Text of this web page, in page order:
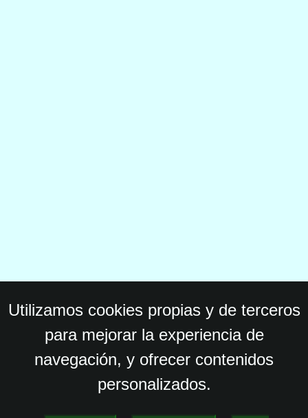
Utilizamos cookies propias y de terceros
para mejorar la experiencia de
navegación, y ofrecer contenidos
personalizados.